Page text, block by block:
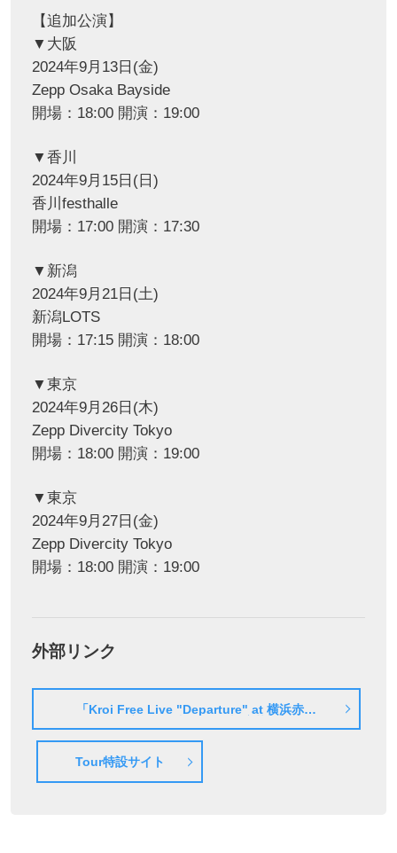
【追加公演】
▼大阪
2024年9月13日(金)
Zepp Osaka Bayside
開場：18:00 開演：19:00
▼香川
2024年9月15日(日)
香川festhalle
開場：17:00 開演：17:30
▼新潟
2024年9月21日(土)
新潟LOTS
開場：17:15 開演：18:00
▼東京
2024年9月26日(木)
Zepp Divercity Tokyo
開場：18:00 開演：19:00
▼東京
2024年9月27日(金)
Zepp Divercity Tokyo
開場：18:00 開演：19:00
外部リンク
「Kroi Free Live "Departure" at 横浜赤レ
Tour特設サイト